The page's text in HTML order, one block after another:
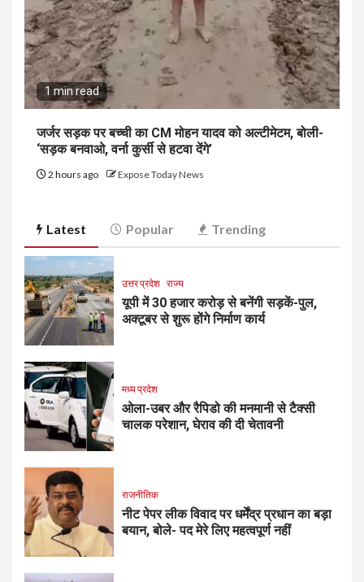
1 min read
जर्जर सड़क पर बच्ची का CM मोहन यादव को अल्टीमेटम, बोली-
‘सड़क बनवाओ, वर्ना कुर्सी से हटवा देंगे’
2 hours ago Expose Today News
Latest Popular Trending
उत्तर प्रदेश राज्य
यूपी में 30 हजार करोड़ से बनेंगी सड़कें-पुल,
अक्टूबर से शुरू होंगे निर्माण कार्य
मध्य प्रदेश
ओला-उबर और रैपिडो की मनमानी से टैक्सी
चालक परेशान, घेराव की दी चेतावनी
राजनीतिक
नीट पेपर लीक विवाद पर धर्मेंद्र प्रधान का बड़ा
बयान, बोले- पद मेरे लिए महत्वपूर्ण नहीं